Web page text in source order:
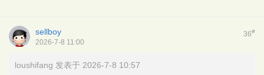
36#
sellboy
2026-7-8 11:00
loushifang 发表于 2026-7-8 10:57